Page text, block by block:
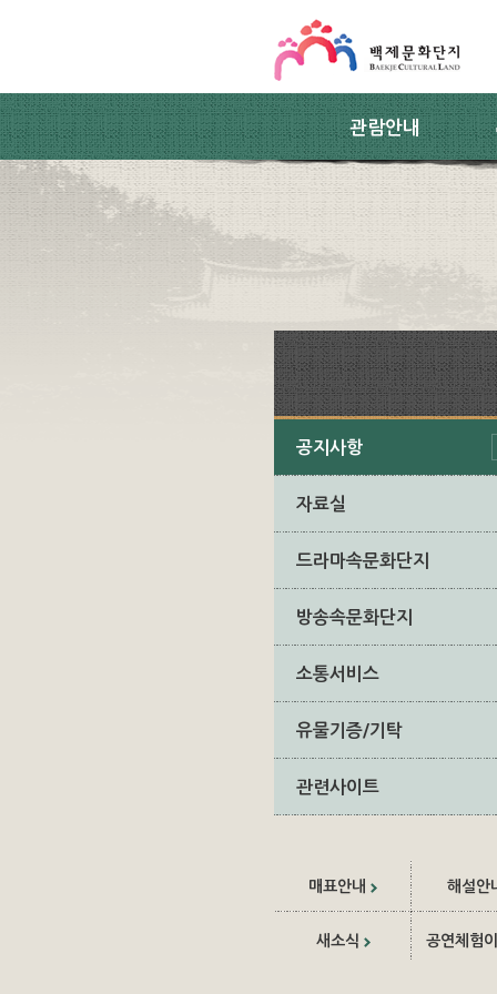
관람안내
공지사항
자료실
드라마속문화단지
방송속문화단지
소통서비스
유물기증/기탁
관련사이트
매표안내 해설안
새소식 공연체험